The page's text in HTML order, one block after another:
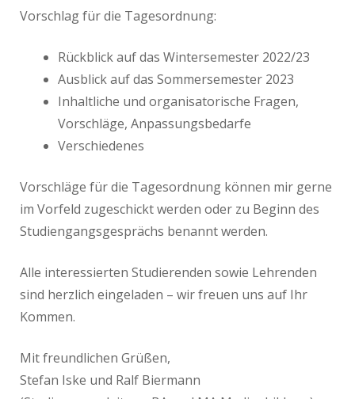
Vorschlag für die Tagesordnung:
Rückblick auf das Wintersemester 2022/23
Ausblick auf das Sommersemester 2023
Inhaltliche und organisatorische Fragen,
Vorschläge, Anpassungsbedarfe
Verschiedenes
Vorschläge für die Tagesordnung können mir gerne
im Vorfeld zugeschickt werden oder zu Beginn des
Studiengangsgesprächs benannt werden.
Alle interessierten Studierenden sowie Lehrenden
sind herzlich eingeladen – wir freuen uns auf Ihr
Kommen.
Mit freundlichen Grüßen,
Stefan Iske und Ralf Biermann